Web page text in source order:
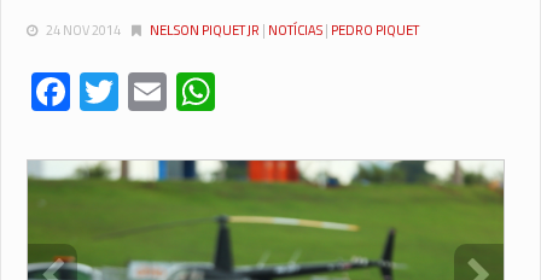
24 NOV 2014 NELSON PIQUET JR | NOTÍCIAS| PEDRO PIQUET
Facebook
Twitter
Email